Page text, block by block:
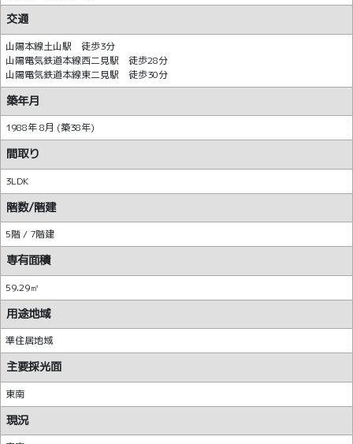
交通
山陽本線土山駅 徒歩3分
山陽電気鉄道本線西二見駅 徒歩28分
山陽電気鉄道本線東二見駅 徒歩30分
築年月
1988年 8月 (築38年)
間取り
3LDK
階数/階建
5階 / 7階建
専有面積
59.29㎡
用途地域
準住居地域
主要採光面
東南
現況